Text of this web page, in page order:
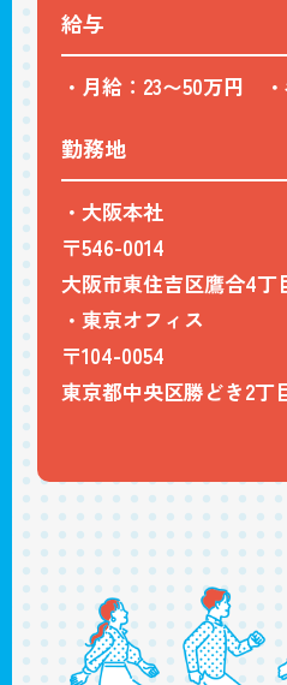
給与
・月給：23〜50万円
勤務地
・大阪本社
〒546-0014
大阪市東住吉区鷹合4丁
・東京オフィス
〒104-0054
東京都中央区勝どき2丁